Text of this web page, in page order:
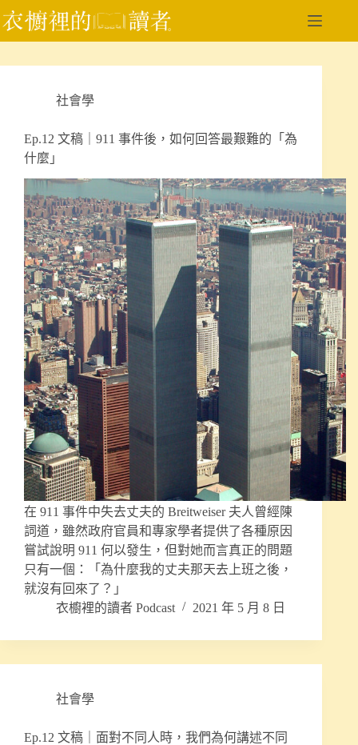
跳
至
要
社會學
Ep.12 文稿｜911 事件後，如何回答最艱難的「為
什麼」
在 911 事件中失去丈夫的 Breitweiser 夫人曾經陳
詞道，雖然政府官員和專家學者提供了各種原因
嘗試說明 911 何以發生，但對她而言真正的問題
只有一個：「為什麼我的丈夫那天去上班之後，
就沒有回來了？」
衣櫥裡的讀者 Podcast
2021 年 5 月 8 日
社會學
Ep.12 文稿｜面對不同人時，我們為何講述不同